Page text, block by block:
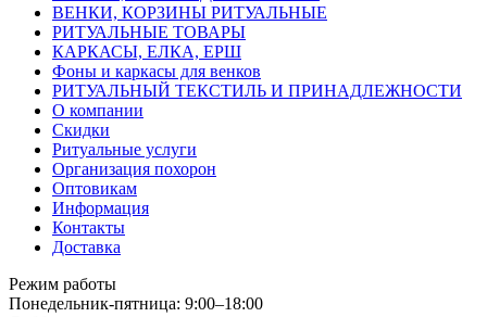
ВЕНКИ, КОРЗИНЫ РИТУАЛЬНЫЕ
РИТУАЛЬНЫЕ ТОВАРЫ
КАРКАСЫ, ЕЛКА, ЕРШ
Фоны и каркасы для венков
РИТУАЛЬНЫЙ ТЕКСТИЛЬ И ПРИНАДЛЕЖНОСТИ
О компании
Скидки
Ритуальные услуги
Организация похорон
Оптовикам
Информация
Контакты
Доставка
Режим работы
Понедельник-пятница: 9:00–18:00